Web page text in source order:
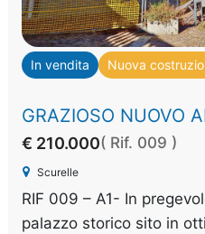
In vendita Nuova
GRAZIOSO NUOVO
€ 210.000( Rif. 009 )
Scurelle
RIF 009 – A1- In
palazzo storico sito in